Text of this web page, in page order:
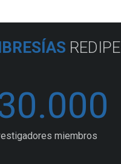
REDIPE
miembros